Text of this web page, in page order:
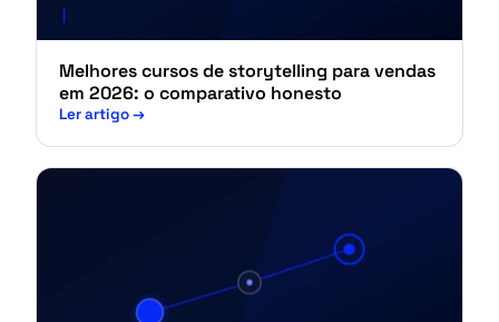
Melhores cursos de storytelling para vendas
em 2026: o comparativo honesto
Ler artigo→